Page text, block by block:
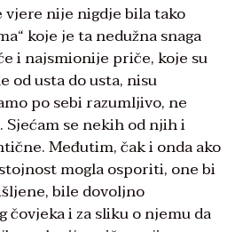
vjere nije nigdje bila tako
koje je ta nedužna snaga
i najsmionije priče, koje su
od usta do usta, nisu
po sebi razumljivo, ne
se nekih od njih i
Međutim, čak i onda ako
mogla osporiti, one bi
bile dovoljno
i za sliku o njemu da